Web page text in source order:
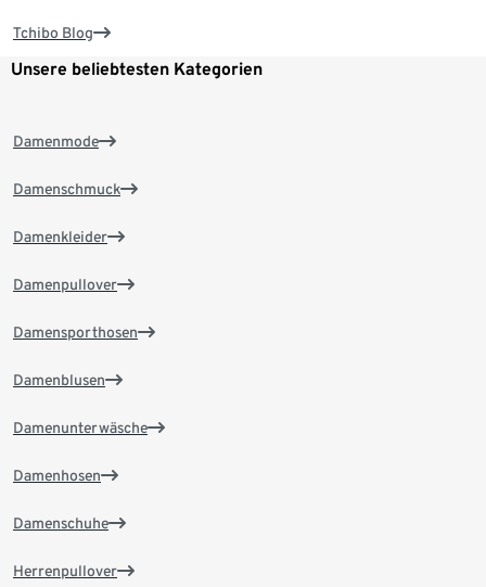
Tchibo Blog
Unsere beliebtesten Kategorien
Damenmode
Damenschmuck
Damenkleider
Damenpullover
Damensporthosen
Damenblusen
Damenunterwäsche
Damenhosen
Damenschuhe
Herrenpullover